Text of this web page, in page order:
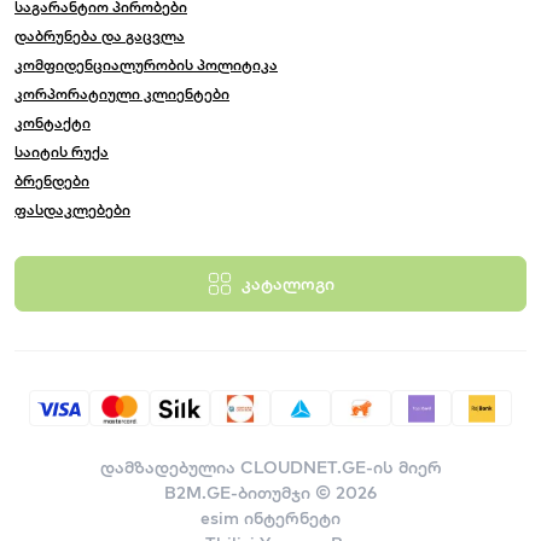
➕გახანგრძლივებელი შლანგი
მანძილზე მუშაობისთვის.
როგორ ავირჩიოთ სწორი მოდელი?
საოჯახო გამოყენება:
კომპაქტური კორპუსი.
ინტენსიური/პროფესიონალური:
ლ/წთ, მეტალის ტუმბო და ხანგრძლივი ციკლი.
✔ ფართო ასორტიმენტი – საოჯახოდან
პროფესიონალურამდე.
✔ შემოწმებული ხარისხი და გარანტია.
შეარჩიე შენს ამოცანებზე მორგებული
წნევის სარეცხი
, დაამატე საჭირო აქსესუარები და
მიიღე სწრაფი, სუფთა შედეგი ყოველ გამოყენებაზე.
B2M.GE -ზე და მიიღე შეკვეთა
პირდაპირ შენს მისამართზე.
საგარანტიო პირობები
დაბრუნება და გაცვლა
კომფიდენციალურობის პოლიტიკა
კორპორატიული კლიენტები
კონტაქტი
საიტის რუქა
ბრენდები
ფასდაკლებები
კატალოგი
დამზადებულია CLOUDNET.GE-ის მიერ
B2M.GE-ბითუმჯი © 2026
esim ინტერნეტი